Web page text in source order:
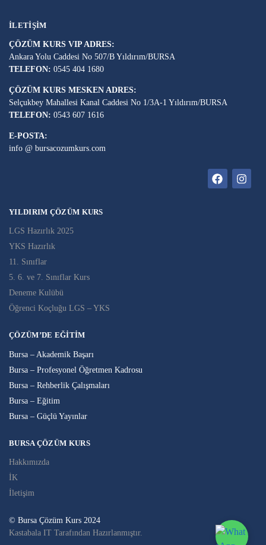
İLETIŞIM
ÇÖZÜM KURS VIP ADRES:
Ankara Yolu Caddesi No 507/B Yıldırım/BURSA
TELEFON: 0545 404 1680
ÇÖZÜM KURS MESKEN ADRES:
Selçukbey Mahallesi Kanal Caddesi No 1/3A-1 Yıldırım/BURSA
TELEFON: 0543 607 1616
E-POSTA:
info @ bursacozumkurs.com
YILDIRIM ÇÖZÜM KURS
LGS Hazırlık 2025
YKS Hazırlık
11. Sınıflar
5. 6. ve 7. Sınıflar Kurs
Deneme Kulübü
Öğrenci Koçluğu LGS – YKS
ÇÖZÜM’DE EĞITIM
Bursa – Akademik Başarı
Bursa – Profesyonel Öğretmen Kadrosu
Bursa – Rehberlik Çalışmaları
Bursa – Eğitim
Bursa – Güçlü Yayınlar
BURSA ÇÖZÜM KURS
Hakkımızda
İK
İletişim
© Bursa Çözüm Kurs 2024
Kastabala IT Tarafından Hazırlanmıştır.